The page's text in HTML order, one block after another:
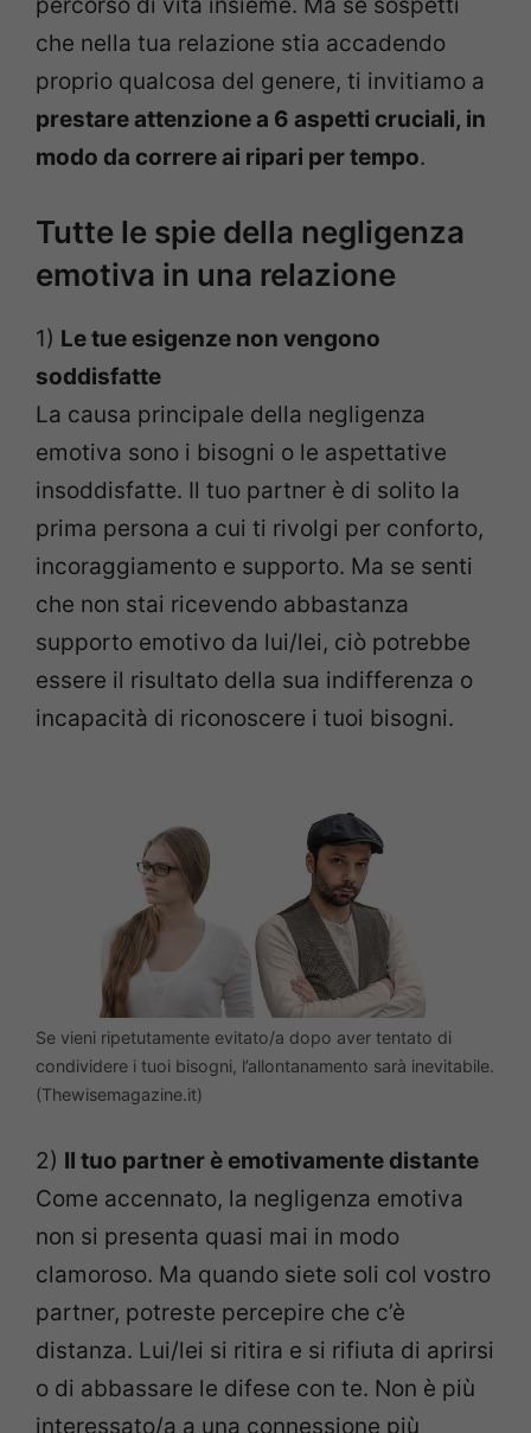
percorso di vita insieme. Ma se sospetti
che nella tua relazione stia accadendo
proprio qualcosa del genere, ti invitiamo a
prestare attenzione a 6 aspetti cruciali, in
modo da correre ai ripari per tempo.
Tutte le spie della negligenza
emotiva in una relazione
1) Le tue esigenze non vengono
soddisfatte
La causa principale della negligenza
emotiva sono i bisogni o le aspettative
insoddisfatte. Il tuo partner è di solito la
prima persona a cui ti rivolgi per conforto,
incoraggiamento e supporto. Ma se senti
che non stai ricevendo abbastanza
supporto emotivo da lui/lei, ciò potrebbe
essere il risultato della sua indifferenza o
incapacità di riconoscere i tuoi bisogni.
Se vieni ripetutamente evitato/a dopo aver tentato di
condividere i tuoi bisogni, l’allontanamento sarà inevitabile.
(Thewisemagazine.it)
2) Il tuo partner è emotivamente distante
Come accennato, la negligenza emotiva
non si presenta quasi mai in modo
clamoroso. Ma quando siete soli col vostro
partner, potreste percepire che c’è
distanza. Lui/lei si ritira e si rifiuta di aprirsi
o di abbassare le difese con te. Non è più
interessato/a a una connessione più